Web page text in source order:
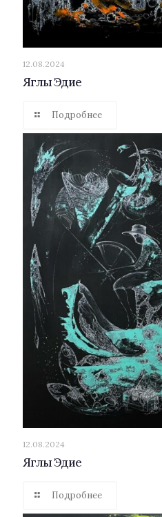
12.08.2024
Яглы Эдие
Подробнее
12.08.2024
Яглы Эдие
Подробнее